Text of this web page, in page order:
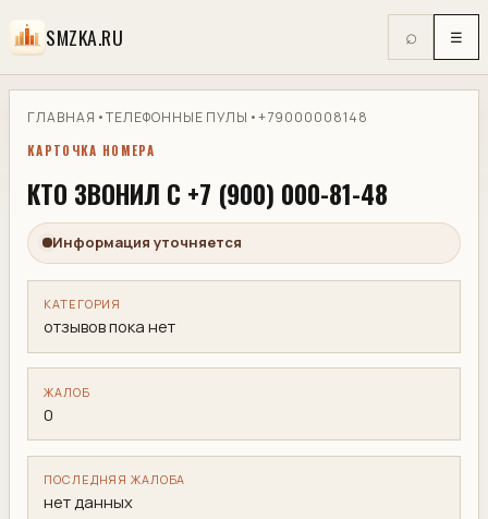
SMZKA.RU ⌕ ☰
ГЛАВНАЯ •ТЕЛЕФОННЫЕ ПУЛЫ •+79000008148
КАРТОЧКА НОМЕРА
КТО ЗВОНИЛ С +7 (900) 000-81-48
Информация уточняется
КАТЕГОРИЯ
отзывов пока нет
ЖАЛОБ
0
ПОСЛЕДНЯЯ ЖАЛОБА
нет данных